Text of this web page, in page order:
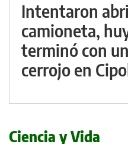
Intentaron
camioneta,
terminó con
cerrojo en
Ciencia y Vida